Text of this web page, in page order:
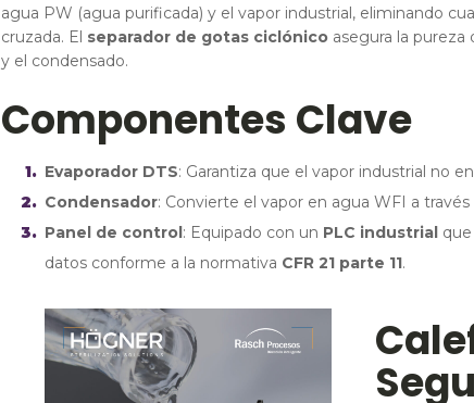
agua PW (agua purificada) y el vapor industrial, eliminando
cruzada. El separador de gotas ciclónico asegura la pureza
y el condensado.
Componentes Clave
Evaporador DTS: Garantiza que el vapor industrial no
Condensador: Convierte el vapor en agua WFI a
Panel de control: Equipado con un PLC industrial
datos conforme a la normativa CFR 21 parte 11.